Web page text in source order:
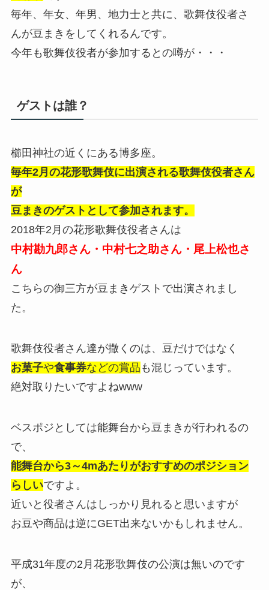
毎年、年女、年男、地力士と共に、歌舞伎役者さ
んが豆まきをしてくれるんです。
今年も歌舞伎役者が参加するとの噂が・・・
ゲストは誰？
櫛田神社の近くにある博多座。
毎年2月の花形歌舞伎に出演される歌舞伎役者さん
が
豆まきのゲストとして参加されます。
2018年2月の花形歌舞伎役者さんは
中村勘九郎さん・中村七之助さん・尾上松也さ
ん
こちらの御三方が豆まきゲストで出演されまし
た。
歌舞伎役者さん達が撒くのは、豆だけではなく
お菓子や食事券などの賞品 も混じっています。
絶対取りたいですよねwww
ベスポジとしては能舞台から豆まきが行われるの
で、
能舞台から3～4mあたりがおすすめのポジション
らしいですよ。
近いと役者さんはしっかり見れると思いますが
お豆や商品は逆にGET出来ないかもしれません。
平成31年度の2月花形歌舞伎の公演は無いのです
が、